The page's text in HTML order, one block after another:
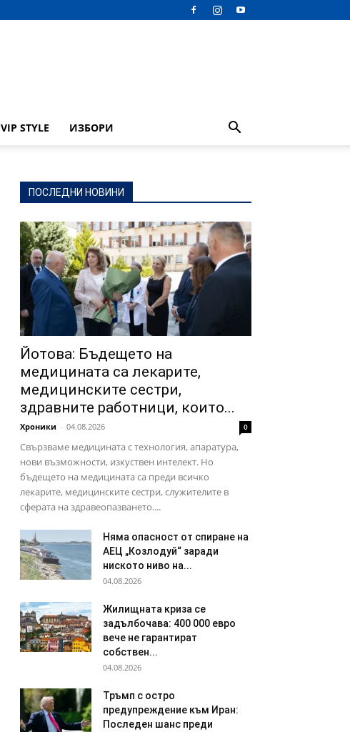
VIP STYLE ИЗБОРИ
ПОСЛЕДНИ НОВИНИ
Йотова: Бъдещето на
медицината са лекарите,
медицинските сестри,
здравните работници, които...
Хроники - 04.08.2026 0
Свързваме медицината с технология, апаратура,
нови възможности, изкуствен интелект. Но
бъдещето на медицината са преди всичко
лекарите, медицинските сестри, служителите в
сферата на здравеопазването....
Няма опасност от спиране на
АЕЦ „Козлодуй“ заради
ниското ниво на...
04.08.2026
Жилищната криза се
задълбочава: 400 000 евро
вече не гарантират
собствен...
04.08.2026
Тръмп с остро
предупреждение към Иран:
Последен шанс преди